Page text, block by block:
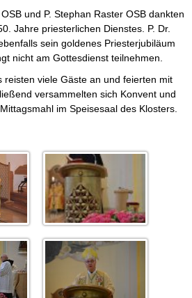
und P. Stephan Raster OSB dankten
Jahre priesterlichen Dienstes. P. Dr.
sein goldenes Priesterjubiläum
nicht am Gottesdienst teilnehmen.
reisten viele Gäste an und feierten mit
versammelten sich Konvent und
im Speisesaal des Klosters.